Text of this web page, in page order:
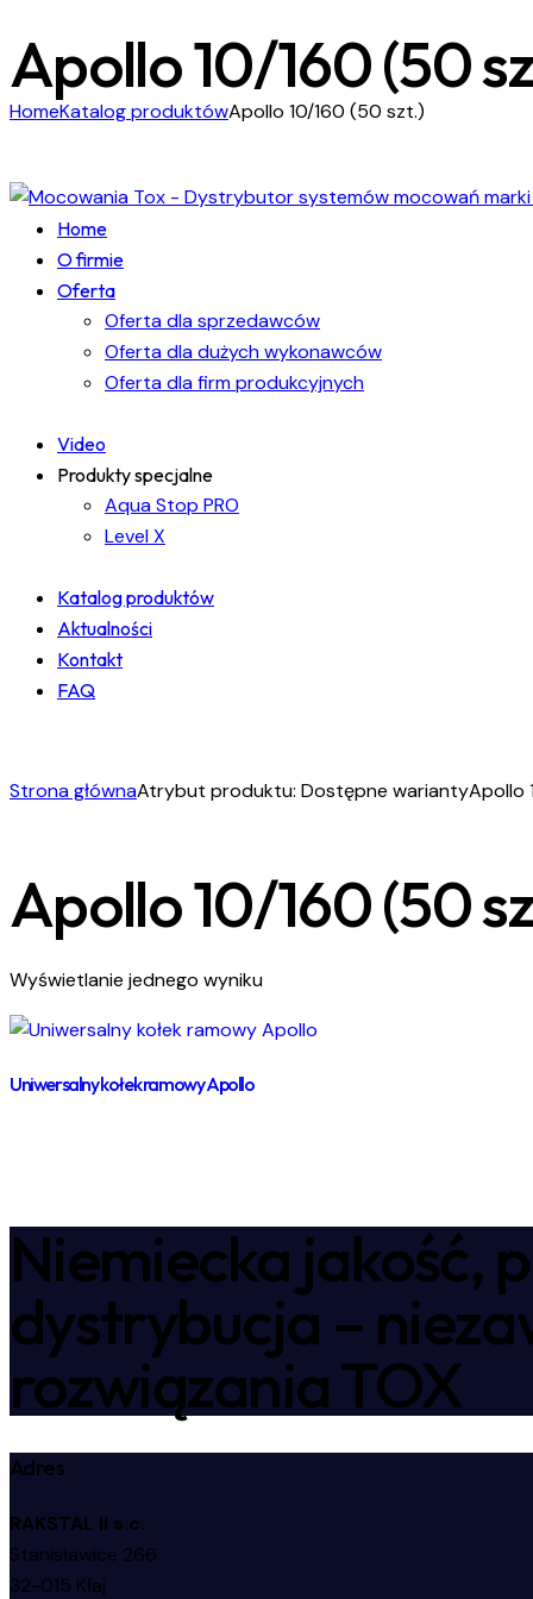
Apollo 10/160 (50
HomeKatalog produktówApollo 10/160 (50 szt.)
Home
O firmie
Oferta
Oferta dla sprzedawców
Oferta dla dużych wykonawców
Oferta dla firm produkcyjnych
Video
Produkty specjalne
Aqua Stop PRO
Level X
Katalog produktów
Aktualności
Kontakt
FAQ
1
Strona głównaAtrybut produktu: Dostępne wariantyApollo
Apollo 10/160 (50
Wyświetlanie jednego wyniku
Uniwersalny kołek ramowy Apollo
Niemiecka jakość,
dystrybucja –
rozwiązania TOX
Adres
RAKSTAL II s.c.
Stanisławice 266
32-015 Kłaj